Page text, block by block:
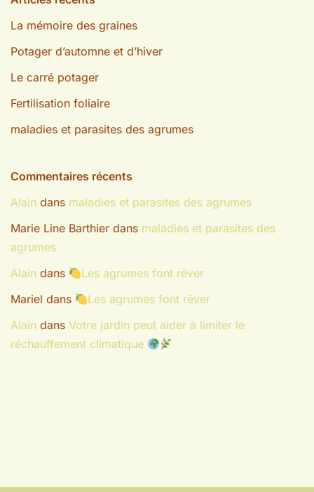
La mémoire des graines
Potager d’automne et d’hiver
Le carré potager
Fertilisation foliaire
maladies et parasites des agrumes
Commentaires récents
Alain dans maladies et parasites des agrumes
Marie Line Barthier dans maladies et parasites des
agrumes
Alain dans
Les agrumes font rêver
Mariel dans
Les agrumes font rêver
Alain dans Votre jardin peut aider à limiter le
réchauffement climatique